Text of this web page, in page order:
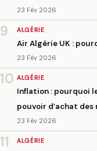
23 Fév 2026
9 ALGÉRIE
Air Algérie UK :
23 Fév 2026
10 ALGÉRIE
Inflation : pourquoi
pouvoir d’achat des
23 Fév 2026
11 ALGÉRIE